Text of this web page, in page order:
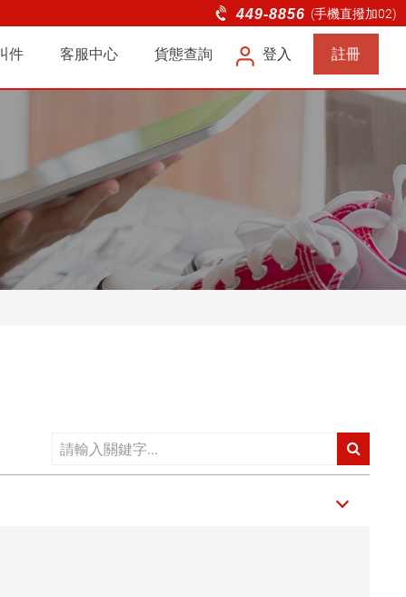
商務快遞、電商物流服務
449-8856 (手機直撥加02)
件 客服中心 貨態查詢 登入 註冊